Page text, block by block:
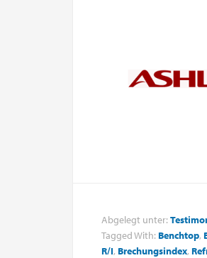
Abgelegt unter:
Tagged With: Benchtop,
R/I, Brechungsindex,